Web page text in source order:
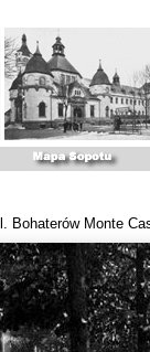
Bohaterów Monte